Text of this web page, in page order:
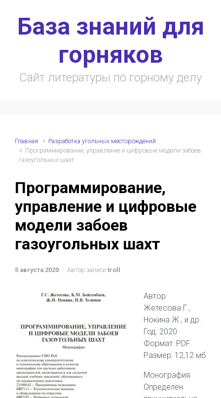
База знаний для
горняков
Сайт литературы по горному делу
Главная
Разработка угольных месторождений
Программирование, управление и цифровые модели забоев
газоугольных шахт
Программирование,
управление и цифровые
модели забоев
газоугольных шахт
5 августа 2020 Автор записи troll
Автор:
Жетесова Г.,
Нокина Ж., и др.
Год: 2020
Формат: PDF
Размер: 12,12 мб
Монография.
Определен